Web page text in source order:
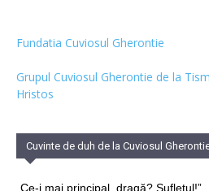
Fundatia Cuviosul Gherontie
Grupul Cuviosul Gherontie de la
Hristos
Cuvinte de duh de la Cuviosul
„Ce-i mai principal, dragă? Sufletul!”